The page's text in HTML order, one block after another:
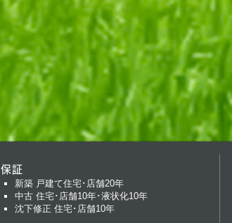
保証
新築 戸建て住宅･店舗20年
中古 住宅･店舗10年･液状化10年
沈下修正 住宅･店舗10年